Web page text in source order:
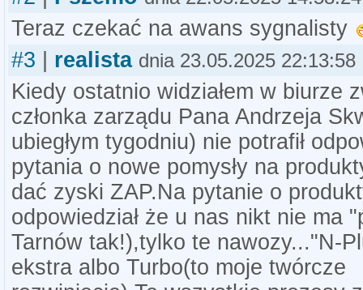
Teraz czekać na awans sygnalisty
#3
realista dnia 23.05.2025 22:13:58
Kiedy ostatnio widziałem w biurze
członka zarządu Pana Andrzeja
ubiegłym tygodniu) nie potrafił
pytania o nowe pomysły na
dać zyski ZAP.Na pytanie o
odpowiedział że u nas nikt nie ma
Tarnów tak!),tylko te nawozy..."N-
ekstra albo Turbo(to moje twórcze